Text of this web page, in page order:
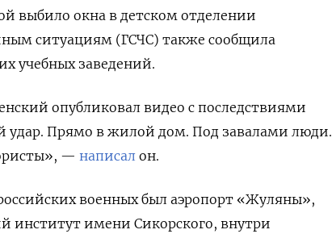
выбило окна в детском отделении
ситуациям (ГСЧС) также сообщила
учебных заведений.
опубликовал видео с последствиями
удар. Прямо в жилой дом. Под завалами люди.
— написал он.
военных был аэропорт «Жуляны»,
институт имени Сикорского, внутри